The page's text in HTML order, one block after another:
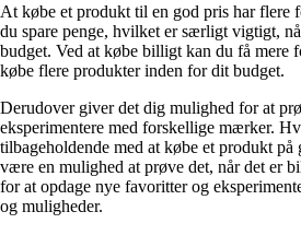
At købe et produkt til en god pris har flere
du spare penge, hvilket er særligt vigtigt,
budget. Ved at købe billigt kan du få mere
købe flere produkter inden for dit budget.
Derudover giver det dig mulighed for at
eksperimentere med forskellige mærker.
tilbageholdende med at købe et produkt på
være en mulighed at prøve det, når det er
for at opdage nye favoritter og
og muligheder.